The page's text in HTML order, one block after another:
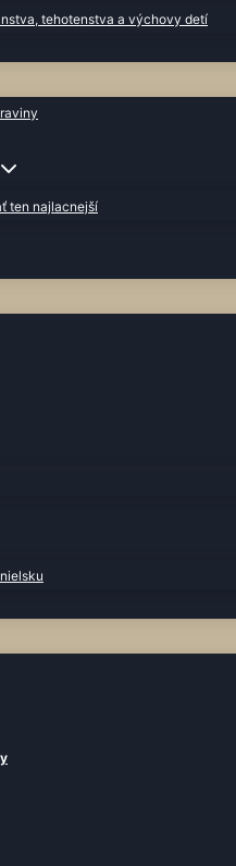
tehotenstva a výchovy detí
ten najlacnejší